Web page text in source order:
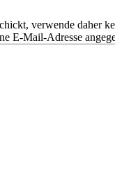
verwende daher
E-Mail-Adresse